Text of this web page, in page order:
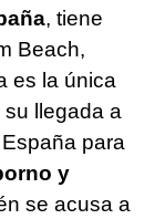
, tiene
Beach,
es la única
llegada a
para
y
se acusa a